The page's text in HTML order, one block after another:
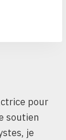
pour
soutien
je